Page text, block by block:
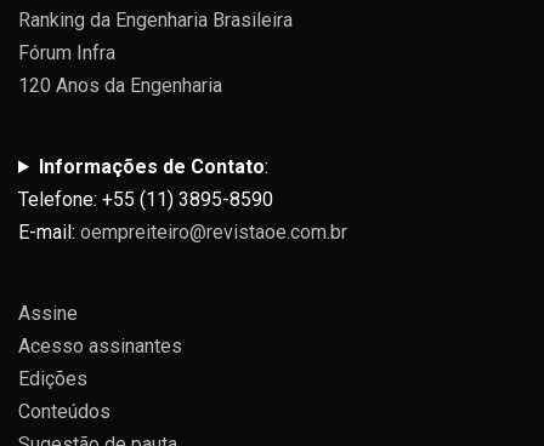
Ranking da Engenharia Brasileira
Fórum Infra
120 Anos da Engenharia
Informações de Contato:
Telefone: +55 (11) 3895-8590
E-mail: oempreiteiro@revistaoe.com.br
Assine
Acesso assinantes
Edições
Conteúdos